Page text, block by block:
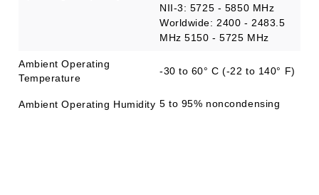
NII-3: 5725 - 5850 MHz
Worldwide: 2400 - 2483.5
MHz 5150 - 5725 MHz
Ambient Operating
Temperature
-30 to 60° C (-22 to 140° F)
Ambient Operating Humidity 5 to 95% noncondensing